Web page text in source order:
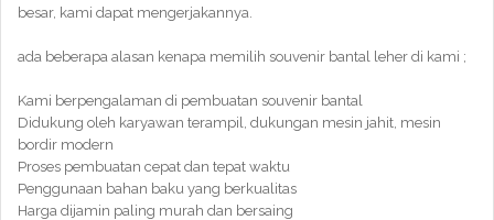
besar, kami dapat mengerjakannya.
ada beberapa alasan kenapa memilih souvenir bantal leher di kami ;
Kami berpengalaman di pembuatan souvenir bantal
Didukung oleh karyawan terampil, dukungan mesin jahit, mesin
bordir modern
Proses pembuatan cepat dan tepat waktu
Penggunaan bahan baku yang berkualitas
Harga dijamin paling murah dan bersaing